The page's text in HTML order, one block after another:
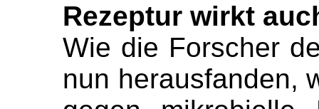
Rezeptur wirkt
Wie die Forscher
nun herausfanden,